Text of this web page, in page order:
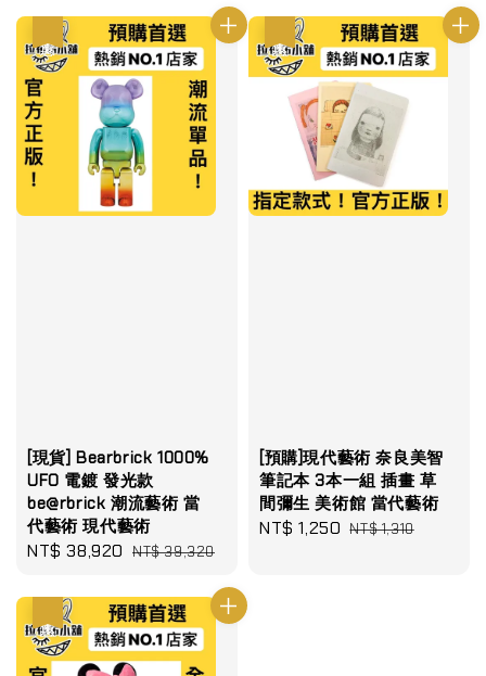
[現貨] Bearbrick 1000%
UFO 電鍍 發光款
be@rbrick 潮流藝術 當
代藝術 現代藝術
Sale
NT$ 38,920 Regular
NT$ 39,320
[預購]現代藝術 奈良美智
筆記本 3本一組 插畫 草
間彌生 美術館 當代藝術
Sale
NT$ 1,250 Regular
NT$ 1,310